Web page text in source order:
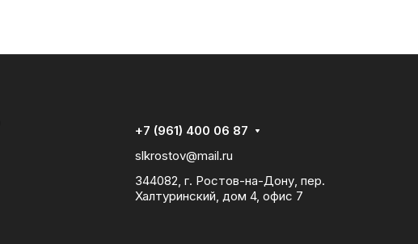
+7 (961) 400 06 87
slkrostov@mail.ru
344082, г. Ростов-на-Дону, пер.
Халтуринский, дом 4, офис 7